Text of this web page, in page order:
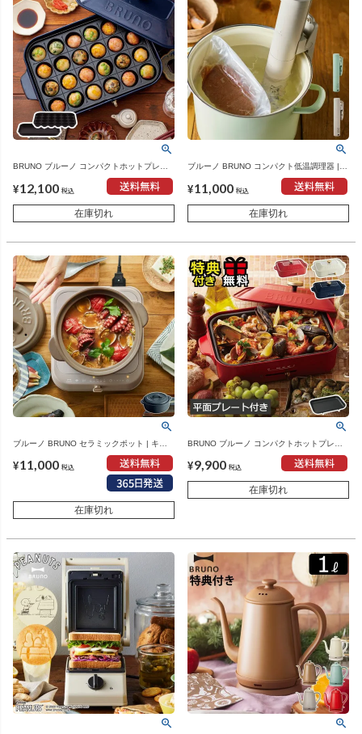
BRUNO ブルーノ コンパクトホットプレー
ト | キッチン家電・ホットプレート
¥12,100 税込
在庫切れ
ブルーノ BRUNO コンパクト低温調理器 |
キッチン家電・スロークッカー
¥11,000 税込
在庫切れ
ブルーノ BRUNO セラミックポット | キッ
¥11,000 税込
在庫切れ
BRUNO ブルーノ コンパクトホットプレー
トプレート
¥9,900 税込
在庫切れ